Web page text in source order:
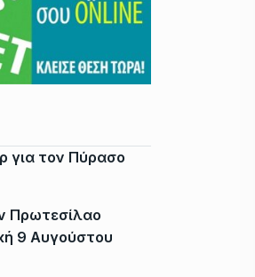
για τον Πύρασο
Πρωτεσίλαο
9 Αυγούστου